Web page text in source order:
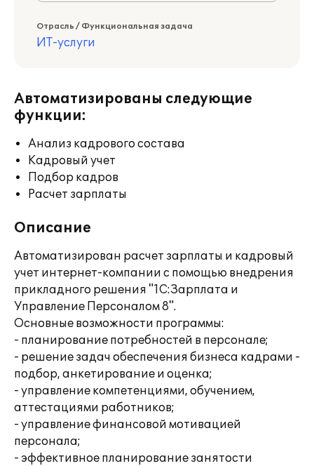
Отрасль / Функциональная задача
ИТ-услуги
Автоматизированы следующие
функции:
Анализ кадрового состава
Кадровый учет
Подбор кадров
Расчет зарплаты
Описание
Автоматизирован расчет зарплаты и кадровый
учет интернет-компании с помощью внедрения
прикладного решения "1С:Зарплата и
Управление Персоналом 8".
Основные возможности программы:
- планирование потребностей в персонале;
- решение задач обеспечения бизнеса кадрами -
подбор, анкетирование и оценка;
- управление компетенциями, обучением,
аттестациями работников;
- управление финансовой мотивацией
персонала;
- эффективное планирование занятости